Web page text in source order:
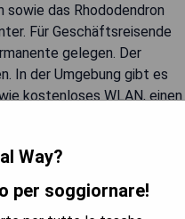
das Rhododendron
Für Geschäftsreisende
gelegen. Der
In der Umgebung gibt es
kostenloses WLAN, einen
Way?
per soggiornare!